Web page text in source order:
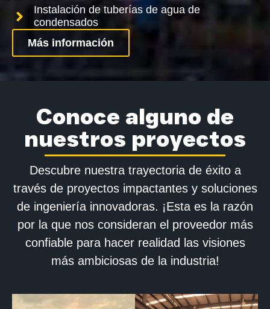
Instalación de tuberías de agua de
condensados
Más información
Conoce alguno de
nuestros proyectos
Descubre nuestra trayectoria de éxito a
través de proyectos impactantes y soluciones
de ingeniería innovadoras. ¡Esta es la razón
por la que nos consideran el proveedor más
confiable para hacer realidad las visiones
más ambiciosas de la industria!